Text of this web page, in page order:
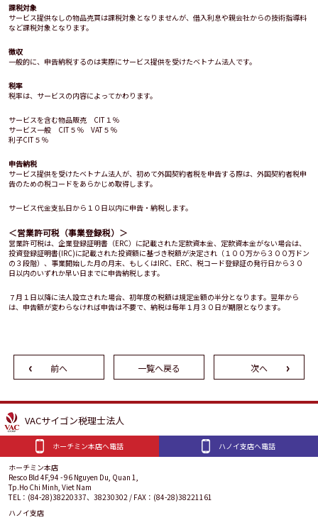
課税対象
サービス提供なしの物品売買は課税対象となりませんが、借入利息や親会社からの技術指導料
など課税対象となります。
徴収
一般的に、申告納税するのは実際にサービス提供を受けたベトナム法人です。
税率
税率は、サービスの内容によってかわります。
サービスを含む物品販売 CIT１％
サービス一般 CIT５％ VAT５％
利子CIT５％
申告納税
サービス提供を受けたベトナム法人が、初めて外国契約者税を申告する際は、外国契約者税申
告のための税コードをあらかじめ取得します。
サービス代金支払日から１０日以内に申告・納税します。
＜営業許可税（事業登録税）＞
営業許可税は、企業登録証明書（ERC）に記載された定款資本金、定款資本金がない場合は、
投資登録証明書(IRC)に記載された投資額に基づき税額が決定され（１００万から３００万ドン
の３段階）、事業開始した月の月末、もしくはIRC、ERC、税コード登録証の発行日から３０
日以内のいずれか早い日までに申告納税します。
７月１日以降に法人設立された場合、初年度の税額は規定金額の半分となります。翌年から
は、申告額が変わらなければ申告は不要で、納税は毎年１月３０日が期限となります。
前へ 一覧へ戻る 次へ
VACサイゴン税理士法人
ホーチミン本店へ電話
ハノイ支店へ電話
ホーチミン本店
Resco Bld 4F,94 - 96 Nguyen Du, Quan 1,
Tp.Ho Chi Minh, Viet Nam
TEL：(84-28)38220337、38230302 / FAX：(84-28)38221161
ハノイ支店